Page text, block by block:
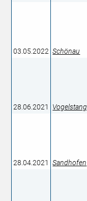
03.05.2022 Schönau
28.06.2021 Vogelstang
28.04.2021 Sandhofen